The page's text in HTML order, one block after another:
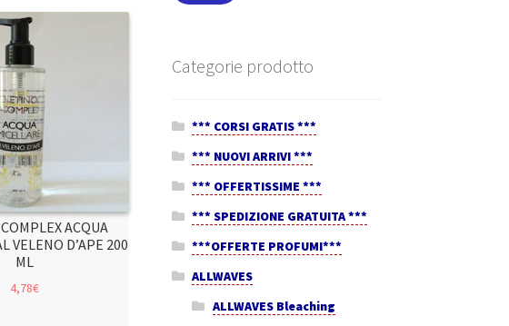
ACQUA
VELENO D’APE 200
ML
4,78€
Categorie prodotto
*** CORSI GRATIS ***
*** NUOVI ARRIVI ***
*** OFFERTISSIME ***
*** SPEDIZIONE GRATUITA ***
***OFFERTE PROFUMI***
ALLWAVES
ALLWAVES Bleaching